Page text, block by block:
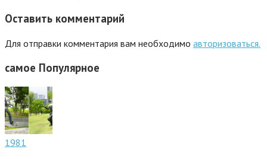
Оставить комментарий
Для отправки комментария вам необходимо авторизоваться.
самое Популярное
1981